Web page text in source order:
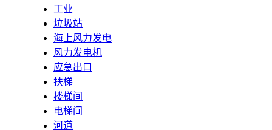
工业
垃圾站
海上风力发电
风力发电机
应急出口
扶梯
楼梯间
电梯间
河道